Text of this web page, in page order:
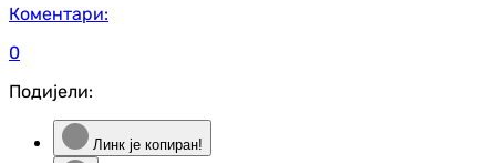
Коментари:
0
Подијели:
Линк је копиран!